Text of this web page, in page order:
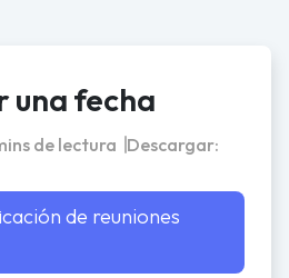
una fecha
de lectura Descargar:
de reuniones